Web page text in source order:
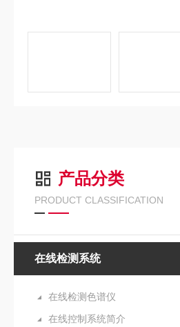
产品分类
PRODUCT CLASSIFICATION
在线检测系统
在线检测色谱仪
在线控制系统简介